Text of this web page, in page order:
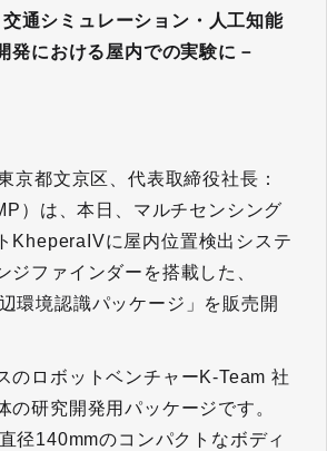
通シミュレーション・人工知能
発における屋内での実験に－
京都文京区、代表取締役社長：
）は、本日、マルチセンシング
KheperaIVに屋内位置検出システ
ジファインダーを搭載した、
環境認識パッケージ」を販売開
のロボットベンチャーK-Team 社
の研究開発用パッケージです。
径140mmのコンパクトなボディ